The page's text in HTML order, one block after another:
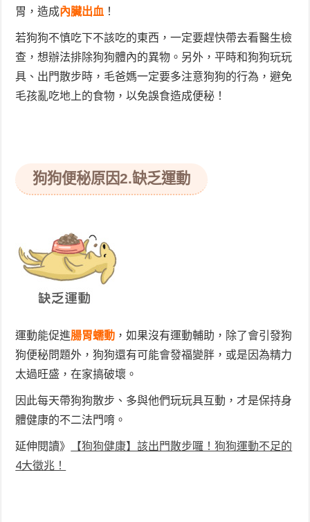
胃，造成內臟出血 ！
若狗狗不慎吃下不該吃的東西，一定要趕快帶去看醫生檢
查，想辦法排除狗狗體內的異物。另外，平時和狗狗玩玩
具、出門散步時，毛爸媽一定要多注意狗狗的行為，避免
毛孩亂吃地上的食物，以免誤食造成便秘！
狗狗便秘原因2.缺乏運動
運動能促進腸胃蠕動 ，如果沒有運動輔助，除了會引發狗
狗便秘問題外，狗狗還有可能會發福變胖，或是因為精力
太過旺盛，在家搞破壞。
因此每天帶狗狗散步、多與他們玩玩具互動，才是保持身
體健康的不二法門唷。
延伸閱讀》
【狗狗健康】該出門散步囉！狗狗運動不足的
4大徵兆！